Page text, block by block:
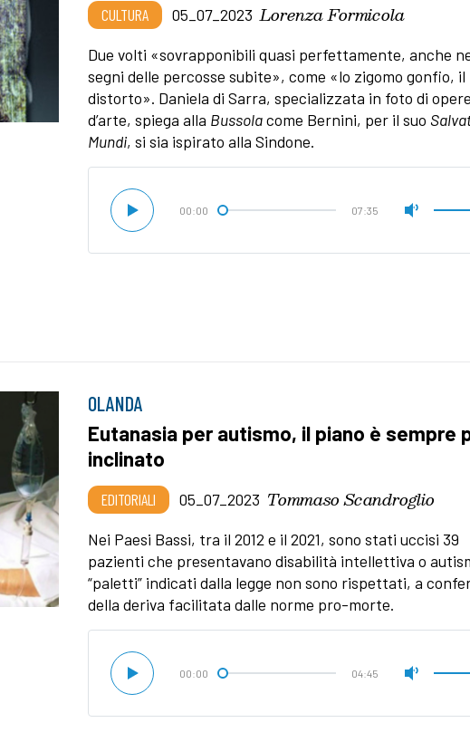
CULTURA 05_07_2023 Lorenza Formicola
Due volti «sovrapponibili quasi perfettamente, anche
segni delle percosse subite», come «lo zigomo gonfio, il
distorto». Daniela di Sarra, specializzata in foto di opere
d’arte, spiega alla Bussolacome Bernini, per il suo
Mundi, si sia ispirato alla Sindone.
00:00 07:35
OLANDA
Eutanasia per autismo, il piano è sempre
inclinato
EDITORIALI 05_07_2023 Tommaso Scandroglio
Nei Paesi Bassi, tra il 2012 e il 2021, sono stati uccisi 39
pazienti che presentavano disabilità intellettiva o
“paletti” indicati dalla legge non sono rispettati, a
della deriva facilitata dalle norme pro-morte.
00:00 04:45